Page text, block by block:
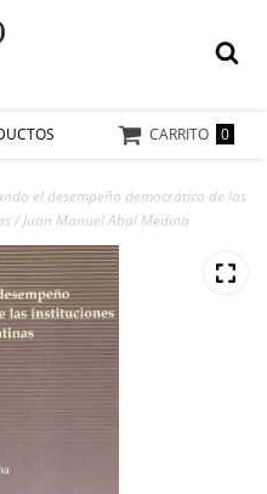
CARRITO 0
el desempeño democrático de las
/ Juan Manuel Abal Medina